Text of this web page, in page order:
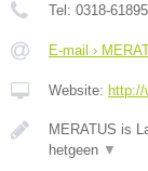
Tel: 0318-
E-mail ›
Website: http://
MERATUS is
hetgeen ▼